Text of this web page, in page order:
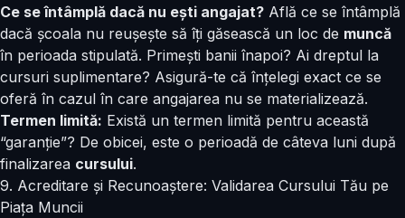
Ce se întâmplă dacă nu ești angajat? Află ce se întâmplă
dacă școala nu reușește să îți găsească un loc de muncă
în perioada stipulată. Primești banii înapoi? Ai dreptul la
cursuri suplimentare? Asigură-te că înțelegi exact ce se
oferă în cazul în care angajarea nu se materializează.
Termen limită: Există un termen limită pentru această
“garanție”? De obicei, este o perioadă de câteva luni după
finalizarea cursului.
9. Acreditare și Recunoaștere: Validarea Cursului Tău pe
Piața Muncii